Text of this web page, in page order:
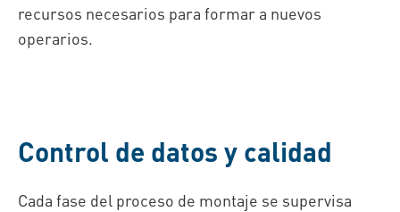
recursos necesarios para formar a nuevos
operarios.
Control de datos y calidad
Cada fase del proceso de montaje se supervisa